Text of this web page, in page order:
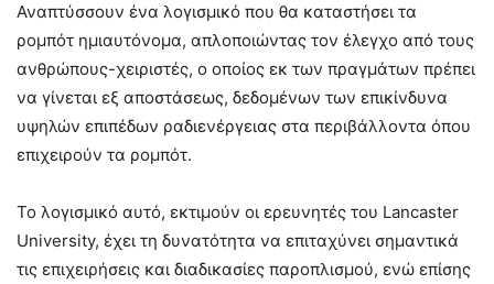
Αναπτύσσουν ένα λογισμικό που θα καταστήσει τα
ρομπότ ημιαυτόνομα, απλοποιώντας τον έλεγχο από τους
ανθρώπους-χειριστές, ο οποίος εκ των πραγμάτων πρέπει
να γίνεται εξ αποστάσεως, δεδομένων των επικίνδυνα
υψηλών επιπέδων ραδιενέργειας στα περιβάλλοντα όπου
επιχειρούν τα ρομπότ.
Το λογισμικό αυτό, εκτιμούν οι ερευνητές του Lancaster
University, έχει τη δυνατότητα να επιταχύνει σημαντικά
τις επιχειρήσεις και διαδικασίες παροπλισμού, ενώ επίσης